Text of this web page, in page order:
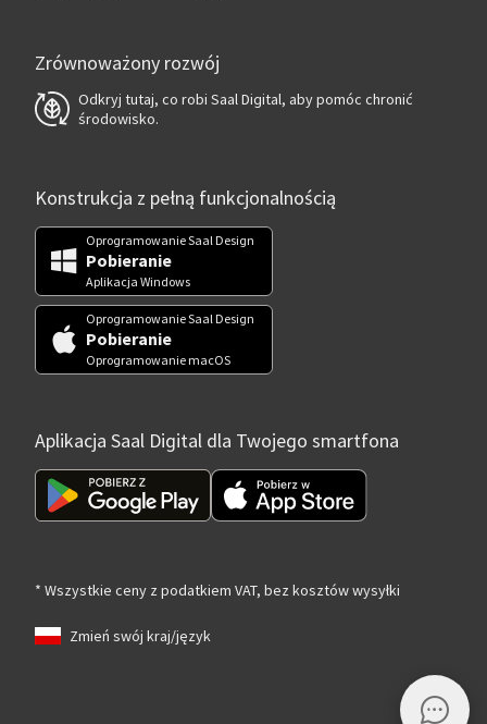
Zrównoważony rozwój
Odkryj tutaj, co robi Saal Digital, aby pomóc chronić
środowisko.
Konstrukcja z pełną funkcjonalnością
Oprogramowanie Saal Design
Pobieranie
Aplikacja Windows
Oprogramowanie Saal Design
Pobieranie
Oprogramowanie macOS
Aplikacja Saal Digital dla Twojego smartfona
* Wszystkie ceny z podatkiem VAT, bez kosztów wysyłki
Zmień swój kraj/język